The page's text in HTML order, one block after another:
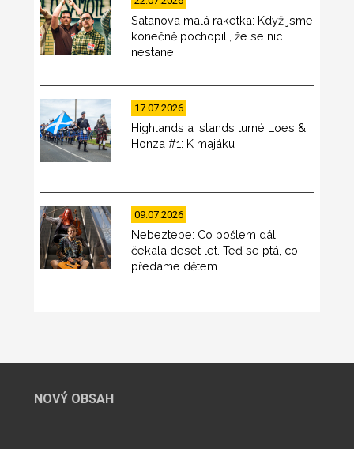
Satanova malá raketka: Když jsme
konečně pochopili, že se nic
nestane
17.07.2026
Highlands a Islands turné Loes &
Honza #1: K majáku
09.07.2026
Nebeztebe: Co pošlem dál
čekala deset let. Teď se ptá, co
předáme dětem
NOVÝ OBSAH